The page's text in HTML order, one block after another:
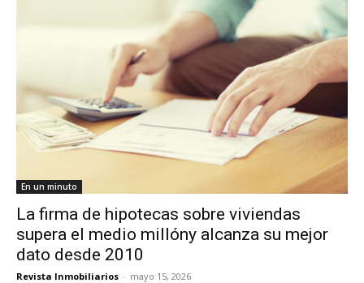
En un minuto
La firma de hipotecas sobre viviendas
supera el medio millóny alcanza su mejor
dato desde 2010
Revista Inmobiliarios - mayo 15, 2026